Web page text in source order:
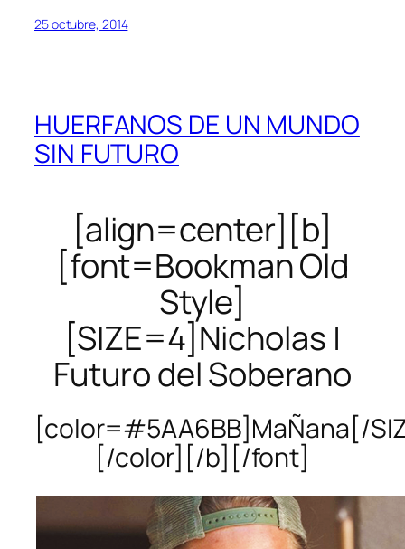
25 octubre, 2014
HUERFANOS DE UN MUNDO
SIN FUTURO
[align=center][b]
[font=Bookman Old
Style]
[SIZE=4]Nicholas |
Futuro del Soberano
[color=#5AA6BB]MaÑana[/
[/color][/b][/font]